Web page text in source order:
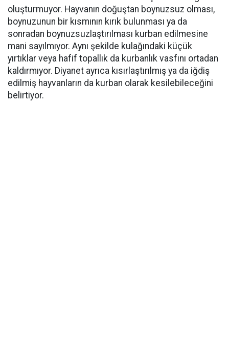
oluşturmuyor. Hayvanın doğuştan boynuzsuz olması,
boynuzunun bir kısmının kırık bulunması ya da
sonradan boynuzsuzlaştırılması kurban edilmesine
mani sayılmıyor. Aynı şekilde kulağındaki küçük
yırtıklar veya hafif topallık da kurbanlık vasfını ortadan
kaldırmıyor. Diyanet ayrıca kısırlaştırılmış ya da iğdiş
edilmiş hayvanların da kurban olarak kesilebileceğini
belirtiyor.